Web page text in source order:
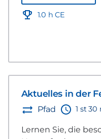
1.0 h CE
Aktuelles in der
Pfad 1 st 30
Lernen Sie, die